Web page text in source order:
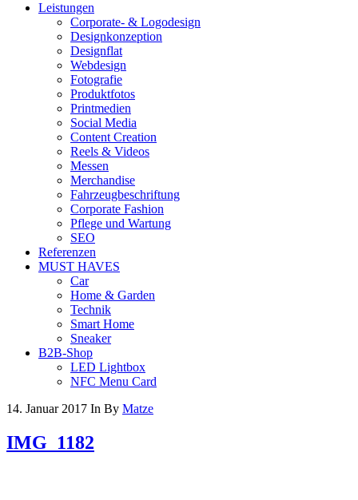
Leistungen
Corporate- & Logodesign
Designkonzeption
Designflat
Webdesign
Fotografie
Produktfotos
Printmedien
Social Media
Content Creation
Reels & Videos
Messen
Merchandise
Fahrzeugbeschriftung
Corporate Fashion
Pflege und Wartung
SEO
Referenzen
MUST HAVES
Car
Home & Garden
Technik
Smart Home
Sneaker
B2B-Shop
LED Lightbox
NFC Menu Card
14. Januar 2017 In By Matze
IMG_1182